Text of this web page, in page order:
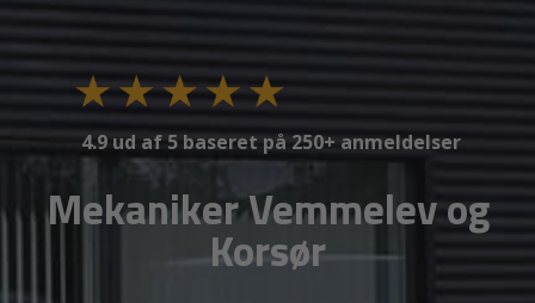
4.9 ud af 5 baseret på 250+ anmeldelser
Mekaniker Vemmelev og
Korsør